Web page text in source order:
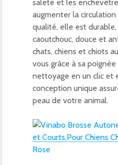
saleté et les
augmenter la
qualité, elle est
caoutchouc, douce et
chats, chiens et chiots
vous grâce à sa
nettoyage en un clic et
conception unique
peau de votre animal.